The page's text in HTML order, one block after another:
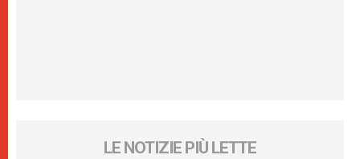
LE NOTIZIE PIÙ LETTE